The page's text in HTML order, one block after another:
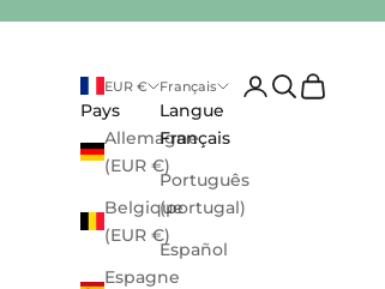
EUR €
Pays
Allemagne
(EUR €)
Belgique
(EUR €)
Espagne
Français
Langue
Français
Português
(portugal)
Español
Ouvrir le
Ouvrir la
Voir le